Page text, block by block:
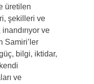
üretilen
şekilleri ve
ve
Samiri’ler
bilgi, iktidar,
ve